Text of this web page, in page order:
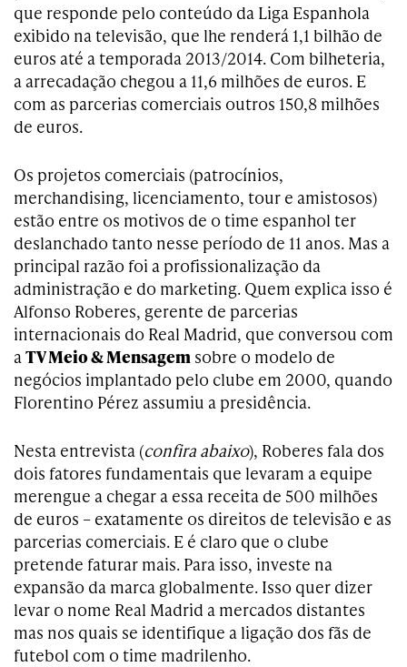
que responde pelo conteúdo da Liga Espanhola
exibido na televisão, que lhe renderá 1,1 bilhão de
euros até a temporada 2013/2014. Com bilheteria,
a arrecadação chegou a 11,6 milhões de euros. E
com as parcerias comerciais outros 150,8 milhões
de euros.
Os projetos comerciais (patrocínios,
merchandising, licenciamento, tour e amistosos)
estão entre os motivos de o time espanhol ter
deslanchado tanto nesse período de 11 anos. Mas a
principal razão foi a profissionalização da
administração e do marketing. Quem explica isso é
Alfonso Roberes, gerente de parcerias
internacionais do Real Madrid, que conversou com
aTV Meio & Mensagem sobre o modelo de
negócios implantado pelo clube em 2000, quando
Florentino Pérez assumiu a presidência.
Nesta entrevista (confira abaixo), Roberes fala dos
dois fatores fundamentais que levaram a equipe
merengue a chegar a essa receita de 500 milhões
de euros – exatamente os direitos de televisão e as
parcerias comerciais. E é claro que o clube
pretende faturar mais. Para isso, investe na
expansão da marca globalmente. Isso quer dizer
levar o nome Real Madrid a mercados distantes
mas nos quais se identifique a ligação dos fãs de
futebol com o time madrilenho.